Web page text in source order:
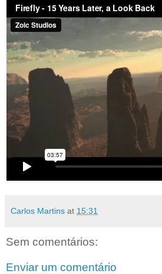
Carlos Martins at 15:31
Sem comentários:
Enviar um comentário